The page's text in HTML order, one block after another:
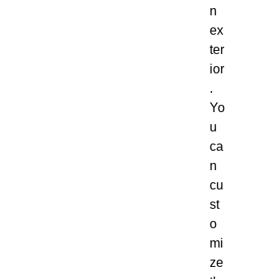
n
ex
ter
ior
.
Yo
u
ca
n
cu
st
o
mi
ze